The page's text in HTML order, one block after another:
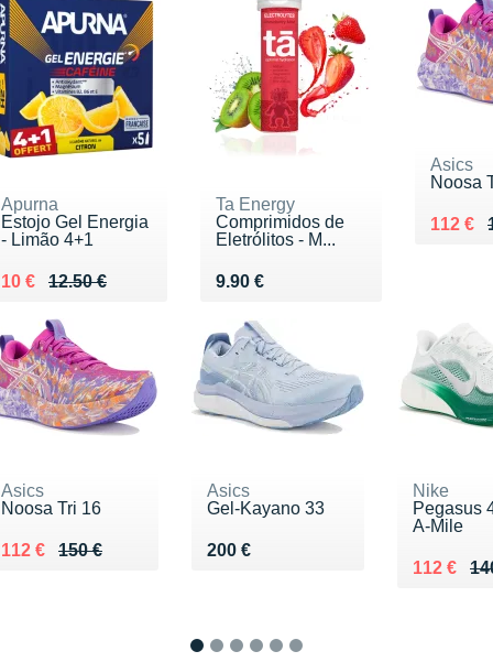
Apurna
Estojo Gel Energia
- Limão 4+1
12.50 €
Au lieu de 12.50 €
10 €
Vendu 10 €
Ta Energy
Comprimidos de
Eletrólitos - M...
9.90 €
Vendu 9.90 €
Asics
Noosa
Au lieu
112 €
Vendu
Asics
Noosa Tri 16
150 €
Au lieu de 150 €
112 €
Vendu 112 €
Asics
Gel-Kayano 33
200 €
Vendu 200 €
Nike
Pegasus
A-Mile
Au lieu
112 €
Vendu